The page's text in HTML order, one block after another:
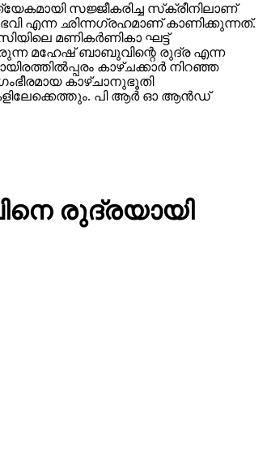
സജ്ജീകരിച്ച സ്‌ക്രീനിലാണ്
എന്ന ഛിന്നഗ്രഹമാണ് കാണിക്കുന്നത്.
മണികര്‍ണികാ ഘട്ട്
മഹേഷ് ബാബുവിന്റെ രുദ്ര എന്ന
കാഴ്ചക്കാർ നിറഞ്ഞ
കാഴ്ചാനുഭൂതി
പി ആർ ഓ ആൻഡ്
രുദ്രയായി